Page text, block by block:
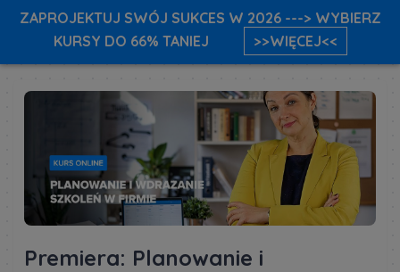
Premiera: Planowanie i
ZAPROJEKTUJ SWÓJ SUKCES W 2026 ---> WYBIERZ
KURSY DO 66% TANIEJ
>>WIĘCEJ<<